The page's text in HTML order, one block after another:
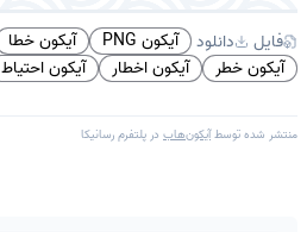
فایل دانلود آیکون PNG آیکون خطا
آیکون خطر
آیکون اخطار آیکون احتیاط
منتشر شده توسطآیکون‌هاب در پلتفرمرسانیکا